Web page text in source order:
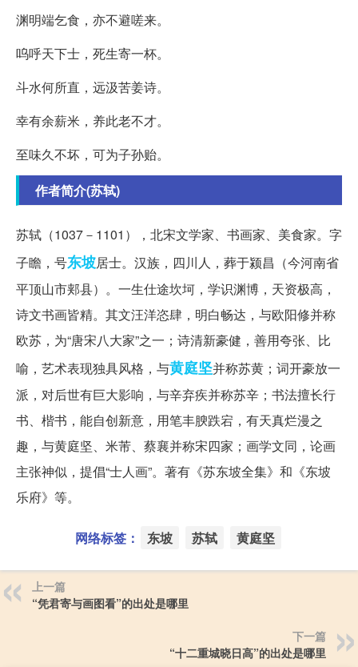
渊明端乞食，亦不避嗟来。
呜呼天下士，死生寄一杯。
斗水何所直，远汲苦姜诗。
幸有余薪米，养此老不才。
至味久不坏，可为子孙贻。
作者简介(苏轼)
苏轼（1037－1101），北宋文学家、书画家、美食家。字
子瞻，号东坡居士。汉族，四川人，葬于颍昌（今河南省
平顶山市郏县）。一生仕途坎坷，学识渊博，天资极高，
诗文书画皆精。其文汪洋恣肆，明白畅达，与欧阳修并称
欧苏，为“唐宋八大家”之一；诗清新豪健，善用夸张、比
喻，艺术表现独具风格，与黄庭坚并称苏黄；词开豪放一
派，对后世有巨大影响，与辛弃疾并称苏辛；书法擅长行
书、楷书，能自创新意，用笔丰腴跌宕，有天真烂漫之
趣，与黄庭坚、米芾、蔡襄并称宋四家；画学文同，论画
主张神似，提倡“士人画”。著有《苏东坡全集》和《东坡
乐府》等。
网络标签： 东坡 苏轼 黄庭坚
上一篇
“凭君寄与画图看”的出处是哪里
下一篇
“十二重城晓日高”的出处是哪里